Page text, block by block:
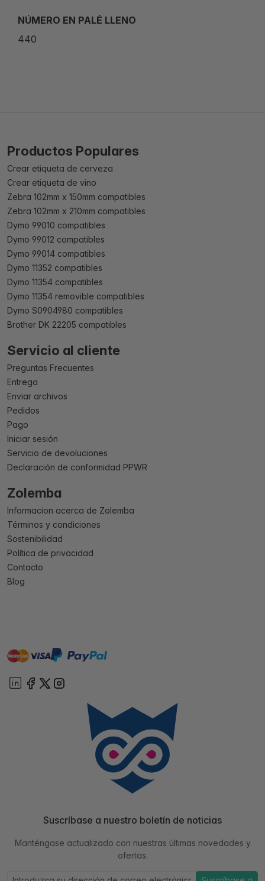
NÚMERO EN PALÉ LLENO
440
Productos Populares
Crear etiqueta de cerveza
Crear etiqueta de vino
Zebra 102mm x 150mm compatibles
Zebra 102mm x 210mm compatibles
Dymo 99010 compatibles
Dymo 99012 compatibles
Dymo 99014 compatibles
Dymo 11352 compatibles
Dymo 11354 compatibles
Dymo 11354 removible compatibles
Dymo S0904980 compatibles
Brother DK 22205 compatibles
Servicio al cliente
Preguntas Frecuentes
Entrega
Enviar archivos
Pedidos
Pago
Iniciar sesión
Servicio de devoluciones
Declaración de conformidad PPWR
Zolemba
Informacion acerca de Zolemba
Términos y condiciones
Sostenibilidad
Política de privacidad
Contacto
Blog
mastervisa paypal
Suscríbase a nuestro boletín de noticias
Manténgase actualizado con nuestras últimas novedades y
ofertas.